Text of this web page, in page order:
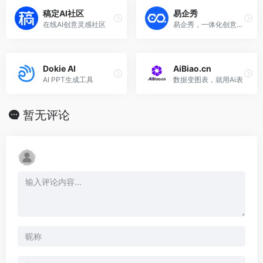
稿定AI社区
在线AI创意灵感社区
易企秀
易企秀，一体化创意设计营销平台。超100万模板1键套用3分钟制作，随时随地完成创意设计营销。
Dokie AI
AI PPT生成工具
AiBiao.cn
数据变图表，就用Ai表
暂无评论